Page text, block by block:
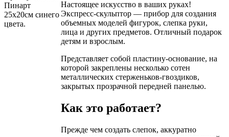
Пинарт
25х20см синего
цвета.
Настоящее искусство в ваших руках!
Экспресс-скульптор — прибор для создания
объемных моделей фигурок, слепка руки,
лица и других предметов. Отличный подарок
детям и взрослым.
Представляет собой пластину-основание, на
которой закреплены несколько сотен
металлических стерженьков-гвоздиков,
закрытых прозрачной передней панелью.
Как это работает?
Прежде чем создать слепок, аккуратно